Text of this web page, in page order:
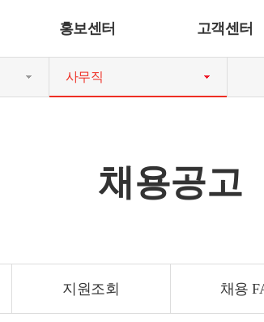
홍보센터 고객센터
사무직
채용공고
지원조회 채용